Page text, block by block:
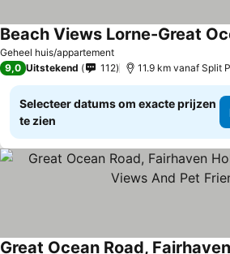
Geheel huis/appartement
Beach Views Lorne-Great
9,0 Uitstekend 112 11.9 km vanaf Split
Selecteer datums om exacte prijzen
te zien